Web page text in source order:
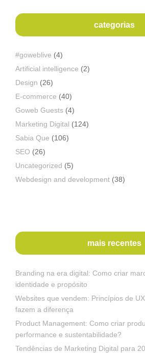
categorias
#goweblive (4)
Artificial intelligence (2)
Design (26)
E-commerce (40)
Goweb Guests (4)
Marketing Digital (124)
Sabia Que (106)
SEO (26)
Uncategorized (5)
Webdesign and development (38)
mais recentes
Branding na era digital: Como criar
identidade e propósito
Websites que vendem: Princípios de
fazem a diferença
Product Management: Como criar
performance e sustentabilidade?
Tendências de Marketing Digital para